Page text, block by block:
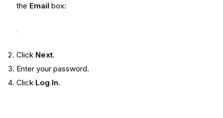
the Email box:
Click Next.
Enter your password.
Click Log In.